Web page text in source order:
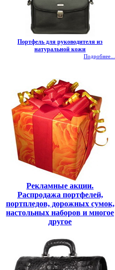
Портфель для руководителя из
натуральной кожи
Подробнее...
Рекламные акции.
Распродажа портфелей,
портпледов, дорожных сумок,
настольных наборов и многое
другое